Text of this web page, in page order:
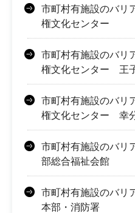
市町村有施設のバリ
権文化センター
市町村有施設のバリ
権文化センター 王
市町村有施設のバリ
権文化センター 幸
市町村有施設のバ
部総合福祉会館
市町村有施設のバ
本部・消防署